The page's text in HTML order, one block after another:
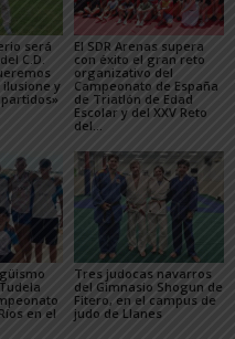
será
C.D.
y
El SDR Arenas supera
con éxito el gran reto
organizativo del
Campeonato de España
de Triatlón de Edad
Escolar y del XXV Reto
del...
en el
Tres judocas navarros
del Gimnasio Shogun de
Fitero, en el campus de
judo de Llanes